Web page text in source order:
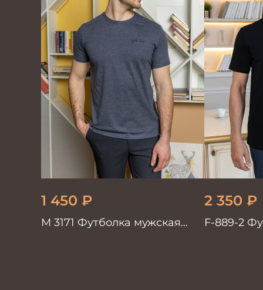
1 450 ₽
М 3171 Футболка мужская
2 350 ₽
F-889-2